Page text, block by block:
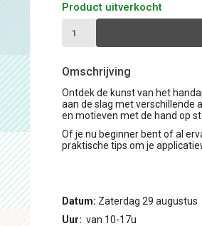
Product uitverkocht
Omschrijving
Ontdek de kunst van het
aan de slag met verschillende
en motieven met de hand op
Of je nu beginner bent of al
praktische tips om je
Datum: Zaterdag 29 augustus
Uur: van 10-17u